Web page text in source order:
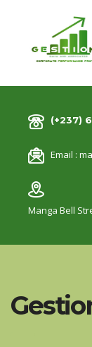
(+237)
Email :
Manga Bell